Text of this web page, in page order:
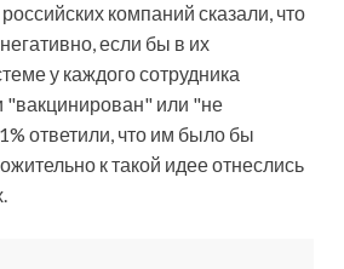
компаний сказали, что
если бы в их
у каждого сотрудника
"вакцинирован" или "не
ответили, что им было бы
к такой идее отнеслись